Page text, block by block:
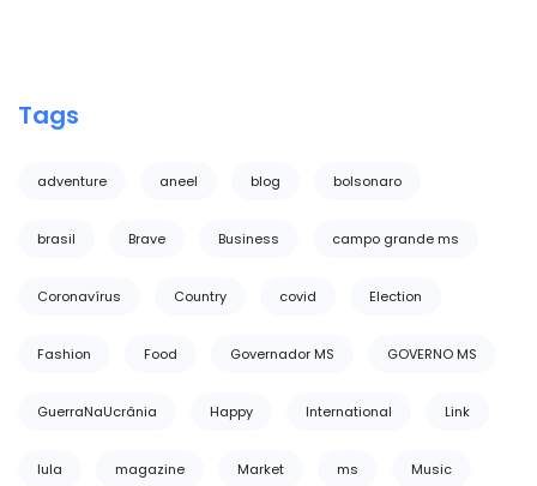
Tags
adventure aneel blog bolsonaro
brasil Brave Business campo grande ms
Coronavírus Country covid Election
Fashion Food Governador MS GOVERNO MS
GuerraNaUcrânia Happy International Link
lula magazine Market ms Music